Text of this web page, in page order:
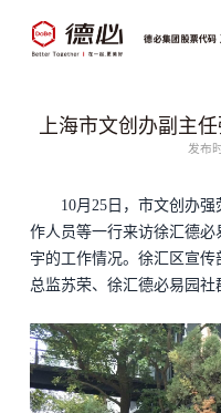
上海市文创办副主
发布
10月25日，市文创办
作人员等一行来访徐汇德必
宇的工作情况。徐汇区宣
总监苏荣、徐汇德必易园社